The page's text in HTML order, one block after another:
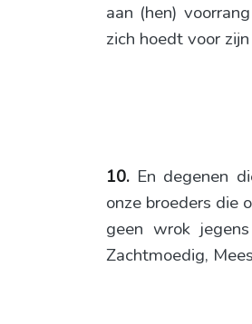
aan (hen)
zich hoedt voor
10. En degenen
onze broeders die
geen wrok
Zachtmoedig,